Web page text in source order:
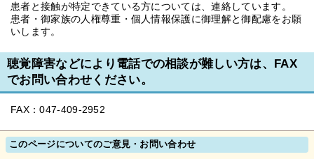
患者と接触が特定できている方については、連絡しています。
患者・御家族の人権尊重・個人情報保護に御理解と御配慮をお願
いします。
聴覚障害などにより電話での相談が難しい方は、FAX
でお問い合わせください。
FAX：047-409-2952
このページについてのご意見・お問い合わせ